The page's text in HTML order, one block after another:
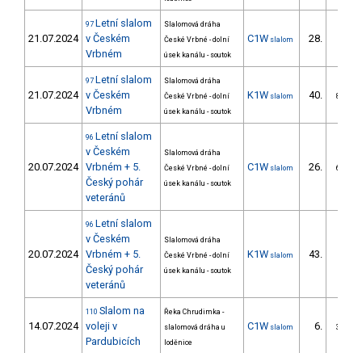
21.07.2024
97 Letní slalom
v Českém
Vrbném
Slalomová dráha
České Vrbné - dolní
úsek kanálu - soutok
C1W slalom 28.
21.07.2024
97 Letní slalom
v Českém
Vrbném
Slalomová dráha
České Vrbné - dolní
úsek kanálu - soutok
K1W slalom 40. 8/ZM
20.07.2024
96 Letní slalom
v Českém
Vrbném + 5.
Český pohár
veteránů
Slalomová dráha
České Vrbné - dolní
úsek kanálu - soutok
C1W slalom 26. 6/ZM
20.07.2024
96 Letní slalom
v Českém
Vrbném + 5.
Český pohár
veteránů
Slalomová dráha
České Vrbné - dolní
úsek kanálu - soutok
K1W slalom 43.
14.07.2024
110 Slalom na
voleji v
Pardubicích
Řeka Chrudimka -
slalomová dráha u
loděnice
C1W slalom 6. 3/ZM